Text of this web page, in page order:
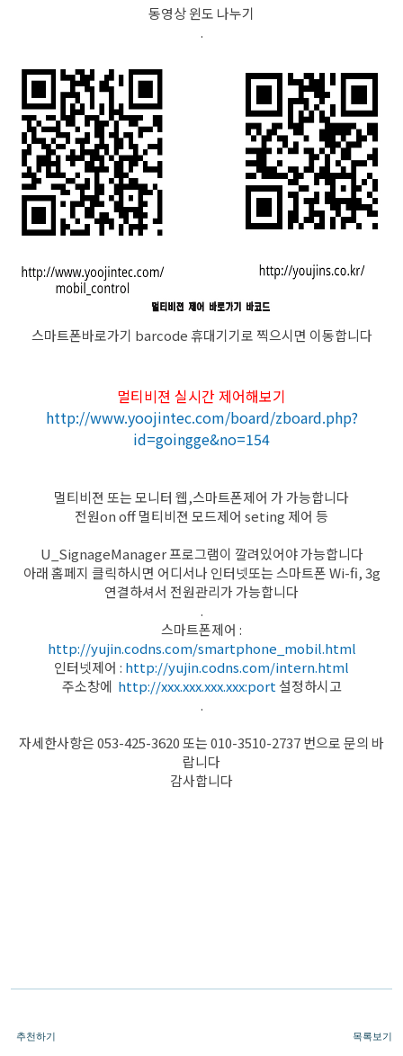
동영상 윈도 나누기
.
스마트폰바로가기 barcode 휴대기기로 찍으시면 이동합니다
멀티비젼 실시간 제어해보기
http://www.yoojintec.com/board/zboard.php?
id=goingge&no=154
멀티비젼 또는 모니터 웹,스마트폰제어 가 가능합니다
전원on off 멀티비젼 모드제어 seting 제어 등
U_SignageManager 프로그램이 깔려있어야 가능합니다
아래 홈페지 클릭하시면 어디서나 인터넷또는 스마트폰 Wi-fi, 3g
연결하셔서 전원관리가 가능합니다
.
스마트폰제어 :
http://yujin.codns.com/smartphone_mobil.html
인터넷제어 : http://yujin.codns.com/intern.html
주소창에 http://xxx.xxx.xxx.xxx:port설정하시고
.
자세한사항은 053-425-3620 또는 010-3510-2737 번으로 문의 바
랍니다
감사합니다
추천하기 목록보기